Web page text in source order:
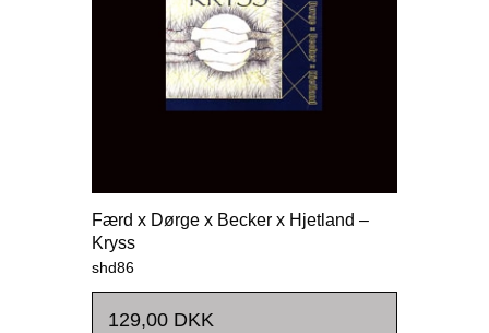
Færd x Dørge x Becker x Hjetland –
Kryss
shd86
129,00 DKK